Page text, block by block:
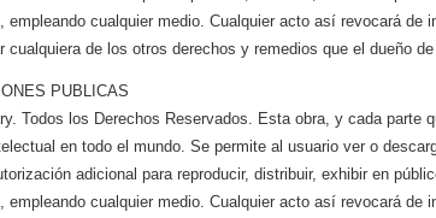
cualquier medio. Cualquier acto así revocará de
de los otros derechos y remedios que el dueño
PUBLICAS
Todos los Derechos Reservados. Esta obra, y cada parte
en todo el mundo. Se permite al usuario ver o
adicional para reproducir, distribuir, exhibir en
cualquier medio. Cualquier acto así revocará de